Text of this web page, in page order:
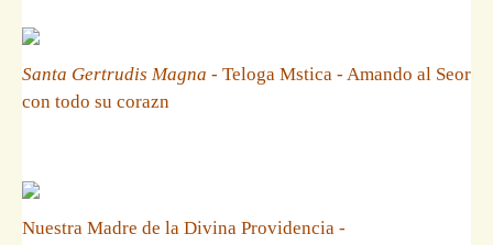
Santa Gertrudis Magna - Teloga Mstica - Amando al Seor
con todo su corazn
Nuestra Madre de la Divina Providencia -